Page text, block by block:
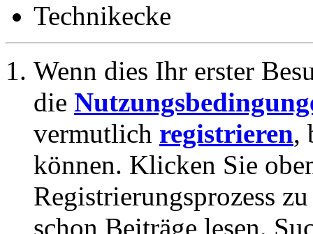
Technikecke
Wenn dies Ihr erster
die
vermutlich registrieren,
können. Klicken Sie
Registrierungsprozess
schon Beiträge lesen.